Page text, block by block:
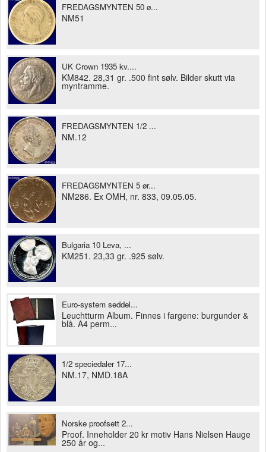
FREDAGSMYNTEN 50 ø...
NM51
UK Crown 1935 kv....
KM842. 28,31 gr. .500 fint sølv. Bilder skutt via
myntramme.
FREDAGSMYNTEN 1/2 ...
NM.12
FREDAGSMYNTEN 5 ør...
NM286. Ex OMH, nr. 833, 09.05.05.
Bulgaria 10 Leva, ...
KM251. 23,33 gr. .925 sølv.
Euro-system seddel...
Leuchtturm Album. Finnes i fargene: burgunder &
blå. A4 perm...
1/2 speciedaler 17...
NM.17, NMD.18A
Norske proofsett 2...
Proof. Inneholder 20 kr motiv Hans Nielsen Hauge
250 år og...